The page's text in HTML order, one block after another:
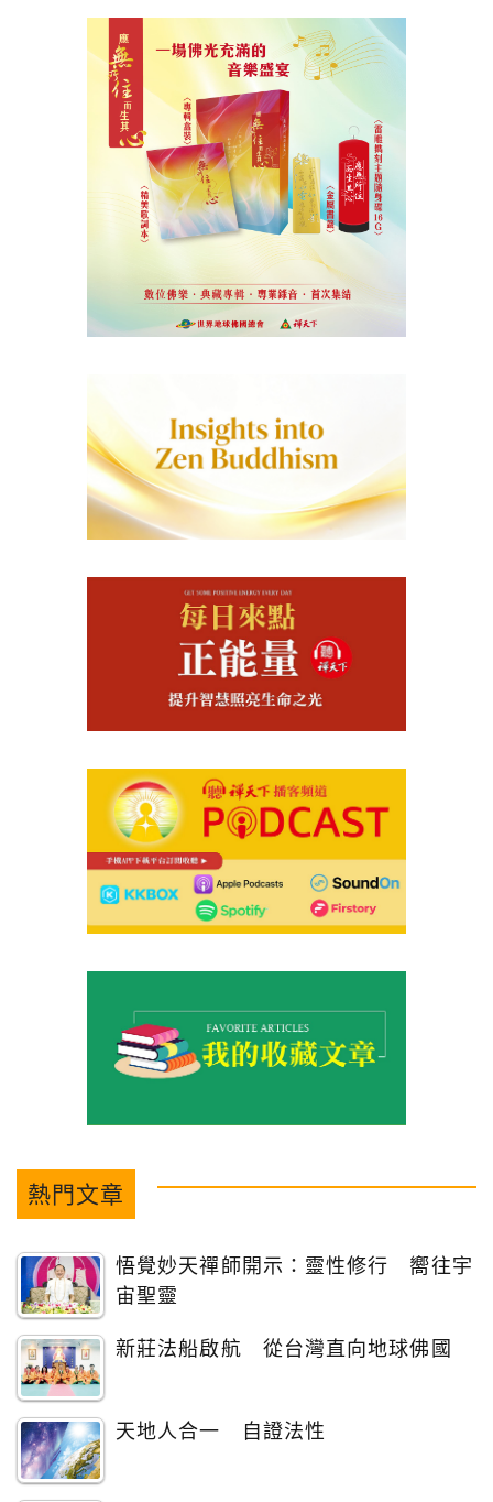
熱門文章
悟覺妙天禪師開示：靈性修行 嚮往宇
宙聖靈
新莊法船啟航 從台灣直向地球佛國
天地人合一 自證法性